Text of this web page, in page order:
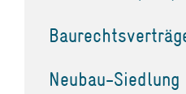
Neubau-